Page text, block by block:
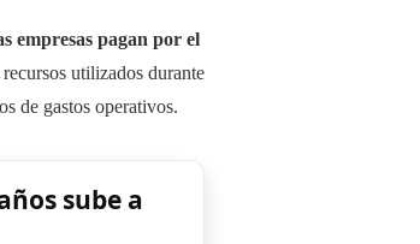
empresas pagan por el
utilizados durante
de gastos operativos.
sube a